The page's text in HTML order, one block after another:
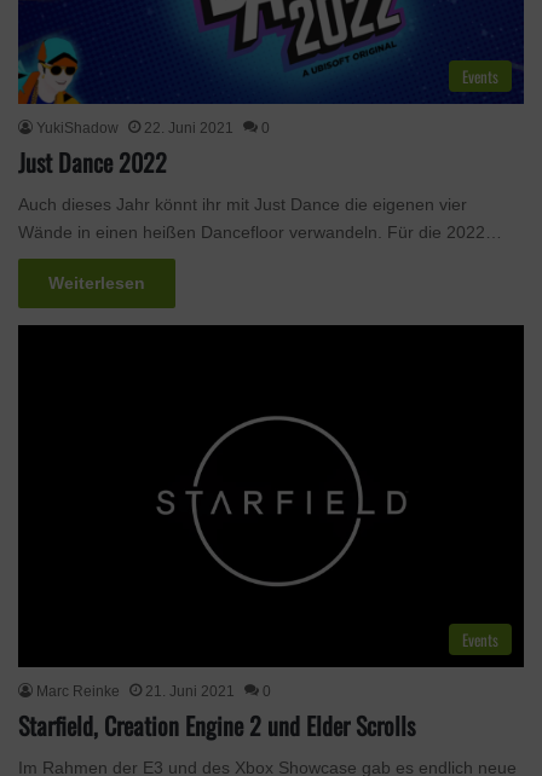
Events
YukiShadow 22. Juni 2021 0
Just Dance 2022
Auch dieses Jahr könnt ihr mit Just Dance die eigenen vier
Wände in einen heißen Dancefloor verwandeln. Für die 2022…
Weiterlesen
Events
Marc Reinke 21. Juni 2021 0
Starfield, Creation Engine 2 und Elder Scrolls
Im Rahmen der E3 und des Xbox Showcase gab es endlich neue